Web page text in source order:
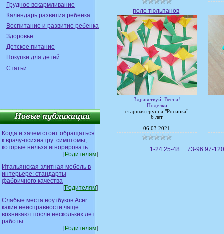
Грудное вскармливание
Календарь развития ребенка
Воспитание и развитие ребенка
Здоровье
Детское питание
Покупки для детей
Статьи
Когда и зачем стоит обращаться
к врачу-психиатру: симптомы,
которые нельзя игнорировать
[Родителям]
Итальянская элитная мебель в
интерьере: стандарты
фабричного качества
[Родителям]
Слабые места ноутбуков Acer:
какие неисправности чаще
возникают после нескольких лет
работы
[Родителям]
поле тюльпанов
Здравствуй, Весна!
Поделки
старшая группа "Росинка"
6 лет
06.03.2021
1-24 25-48 ... 73-96 97-120